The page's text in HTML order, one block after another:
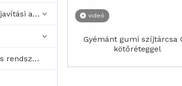
Meleg illesztési és javítási anyag
Nyomkövető görgős rendszerek
videó
Gyémánt gumi szíjtárcsa
kötőréteggel